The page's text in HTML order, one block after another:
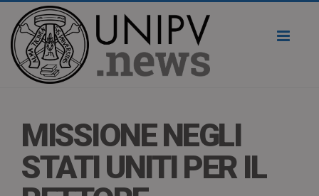
MISSIONE NEGLI
STATI UNITI PER IL